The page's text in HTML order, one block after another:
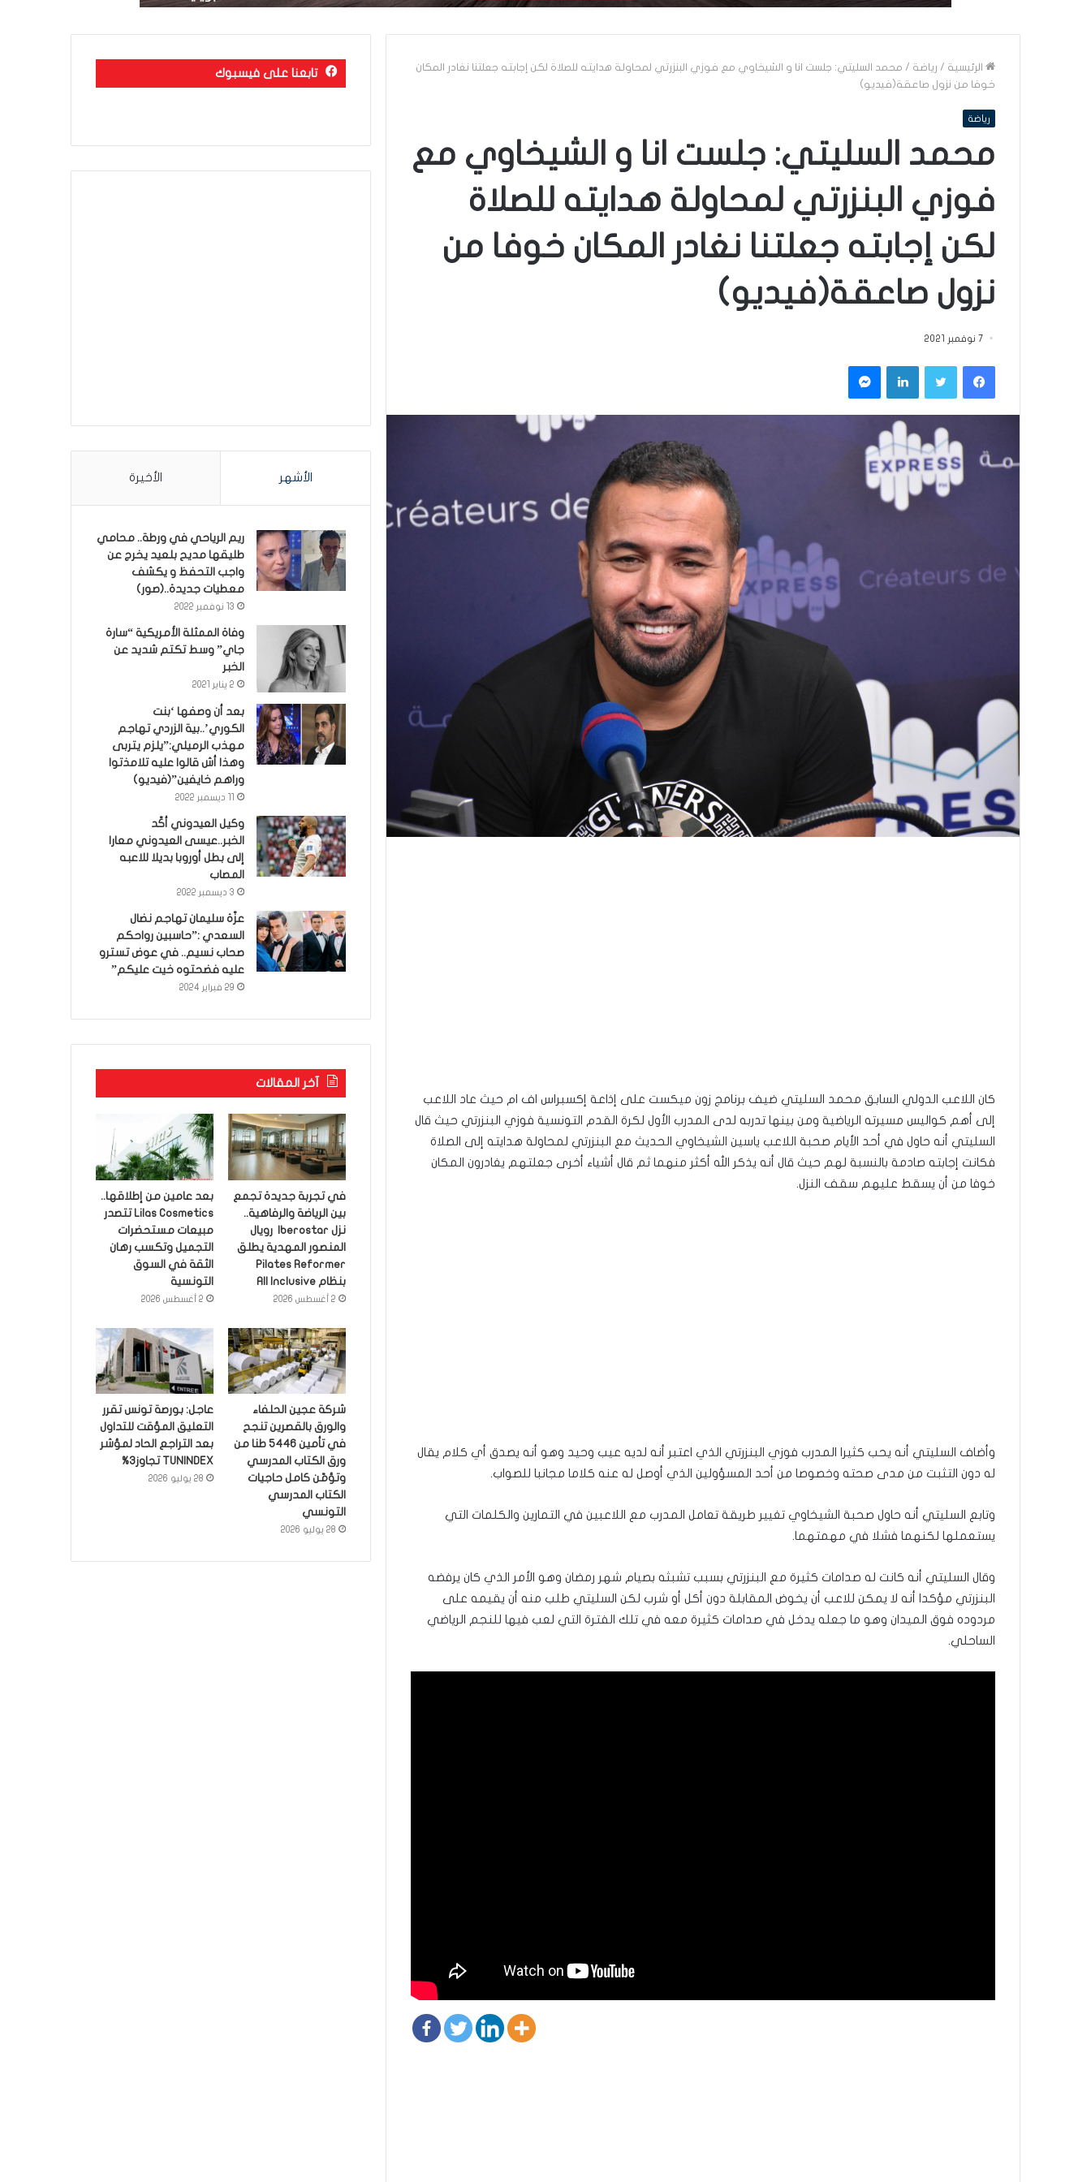
الرئيسية / رياضة / محمد السليتي: جلست انا و الشيخاوي مع فوزي البنزرتي لمحاولة هدايته للصلاة لكن إجابته جعلتنا نغادر المكان
خوفا من نزول صاعقة(فيديو)
رياضة
محمد السليتي: جلست انا و الشيخاوي مع
فوزي البنزرتي لمحاولة هدايته للصلاة
لكن إجابته جعلتنا نغادر المكان خوفا من
نزول صاعقة(فيديو)
7 نوفمبر 2021
فيسبوكتويتر لينكدإن ماسنجر
كان اللاعب الدولي السابق محمد السليتي ضيف برنامج زون ميكست على إذاعة إكسبراس اف ام حيث عاد اللاعب
إلى أهم كواليس مسيرته الرياضية ومن بينها تدربه لدى المدرب الأول لكرة القدم التونسية فوزي البنزرتي حيث قال
السليتي أنه حاول في أحد الأيام صحبة اللاعب ياسين الشيخاوي الحديث مع البنزرتي لمحاولة هدايته إلى الصلاة
فكانت إجابته صادمة بالنسبة لهم حيث قال أنه يذكر الله أكثر منهما ثم قال أشياء أخرى جعلتهم يغادرون المكان
خوفا من أن يسقط عليهم سقف النزل.
وأضاف السليتي أنه يحب كثيرا المدرب فوزي البنزرتي الذي اعتبر أنه لديه عيب وحيد وهو أنه يصدق أي كلام يقال
له دون التثبت من مدى صحته وخصوصا من أحد المسؤولين الذي أوصل له عنه كلاما مجانبا للصواب.
وتابع السليتي أنه حاول صحبة الشيخاوي تغيير طريقة تعامل المدرب مع اللاعبين في التمارين والكلمات التي
يستعملها لكنهما فشلا في مهمتهما.
وقال السليتي أنه كانت له صدامات كثيرة مع البنزرتي بسبب تشبثه بصيام شهر رمضان وهو الأمر الذي كان يرفضه
البنزرتي مؤكدا أنه لا يمكن للاعب أن يخوض المقابلة دون أكل أو شرب لكن السليتي طلب منه أن يقيمه على
مردوده فوق الميدان وهو ما جعله يدخل في صدامات كثيرة معه في تلك الفترة التي لعب فيها للنجم الرياضي
الساحلي.
تابعنا على فيسبوك
الأشهر الأخيرة
ريم الرياحي في ورطة.. محامي
طليقها مديح بلعيد يخرج عن
واجب التحفظ و يكشف
معطيات جديدة..(صور)
13 نوفمبر 2022
وفاة الممثلة الأمريكية “سارة
جاي” وسط تكتم شديد عن
الخبر
2 يناير 2021
بعد أن وصفها ‘بنت
الكوري’..بية الزردي تهاجم
مهذب الرميلي:”يلزم يتربى
وهذا أش قالوا عليه تلامذتوا
وراهم خايفين”(فيديو)
وكيل العيدوني أكّد
الخبر..عيسى العيدوني معارا
إلى بطل أوروبا بديلا للاعبه
المصاب
3 ديسمبر 2022
عزّة سليمان تهاجم نضال
السعدي :”حاسبين رواحكم
صحاب نسيم.. في عوض تسترو
عليه فضحتوه خيت عليكم”
29 فبراير 2024
آخر المقالات
في تجربة جديدة تجمع
بين الرياضة والرفاهية..
نزل Iberostar رويال
المنصور المهدية يطلق
Pilates Reformer
بنظام All Inclusive
2 أغسطس 2026
بعد عامين من إطلاقها..
Lilas Cosmetics تتصدر
مبيعات مستحضرات
التجميل وتكسب رهان
الثقة في السوق
التونسية
2 أغسطس 2026
شركة عجين الحلفاء
والورق بالقصرين تنجح
في تأمين 5446 طنا من
ورق الكتاب المدرسي
وتؤمّن كامل حاجيات
الكتاب المدرسي
التونسي
28 يوليو 2026
عاجل: بورصة تونس تقرر
التعليق المؤقت للتداول
بعد التراجع الحاد لمؤشر
TUNINDEX تجاوز3%
28 يوليو 2026